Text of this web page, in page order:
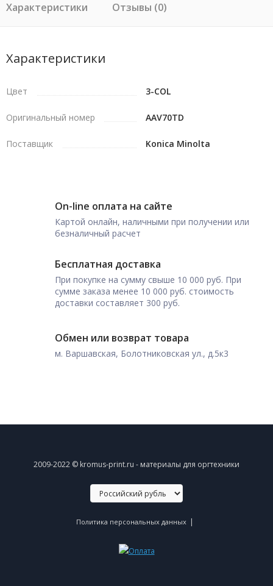
Характеристики Отзывы (0)
Характеристики
Цвет 3-COL
Оригинальный номер AAV70TD
Поставщик Konica Minolta
On-line оплата на сайте
Картой онлайн, наличными при получении или
безналичный расчет
Бесплатная доставка
При покупке на сумму свыше 10 000 руб. При
сумме заказа менее 10 000 руб. стоимость
доставки составляет 300 руб.
Обмен или возврат товара
м. Варшавская, Болотниковская ул., д.5к3
2009-2022 © kromus-print.ru - материалы для оргтехники
Политика персональных данных |